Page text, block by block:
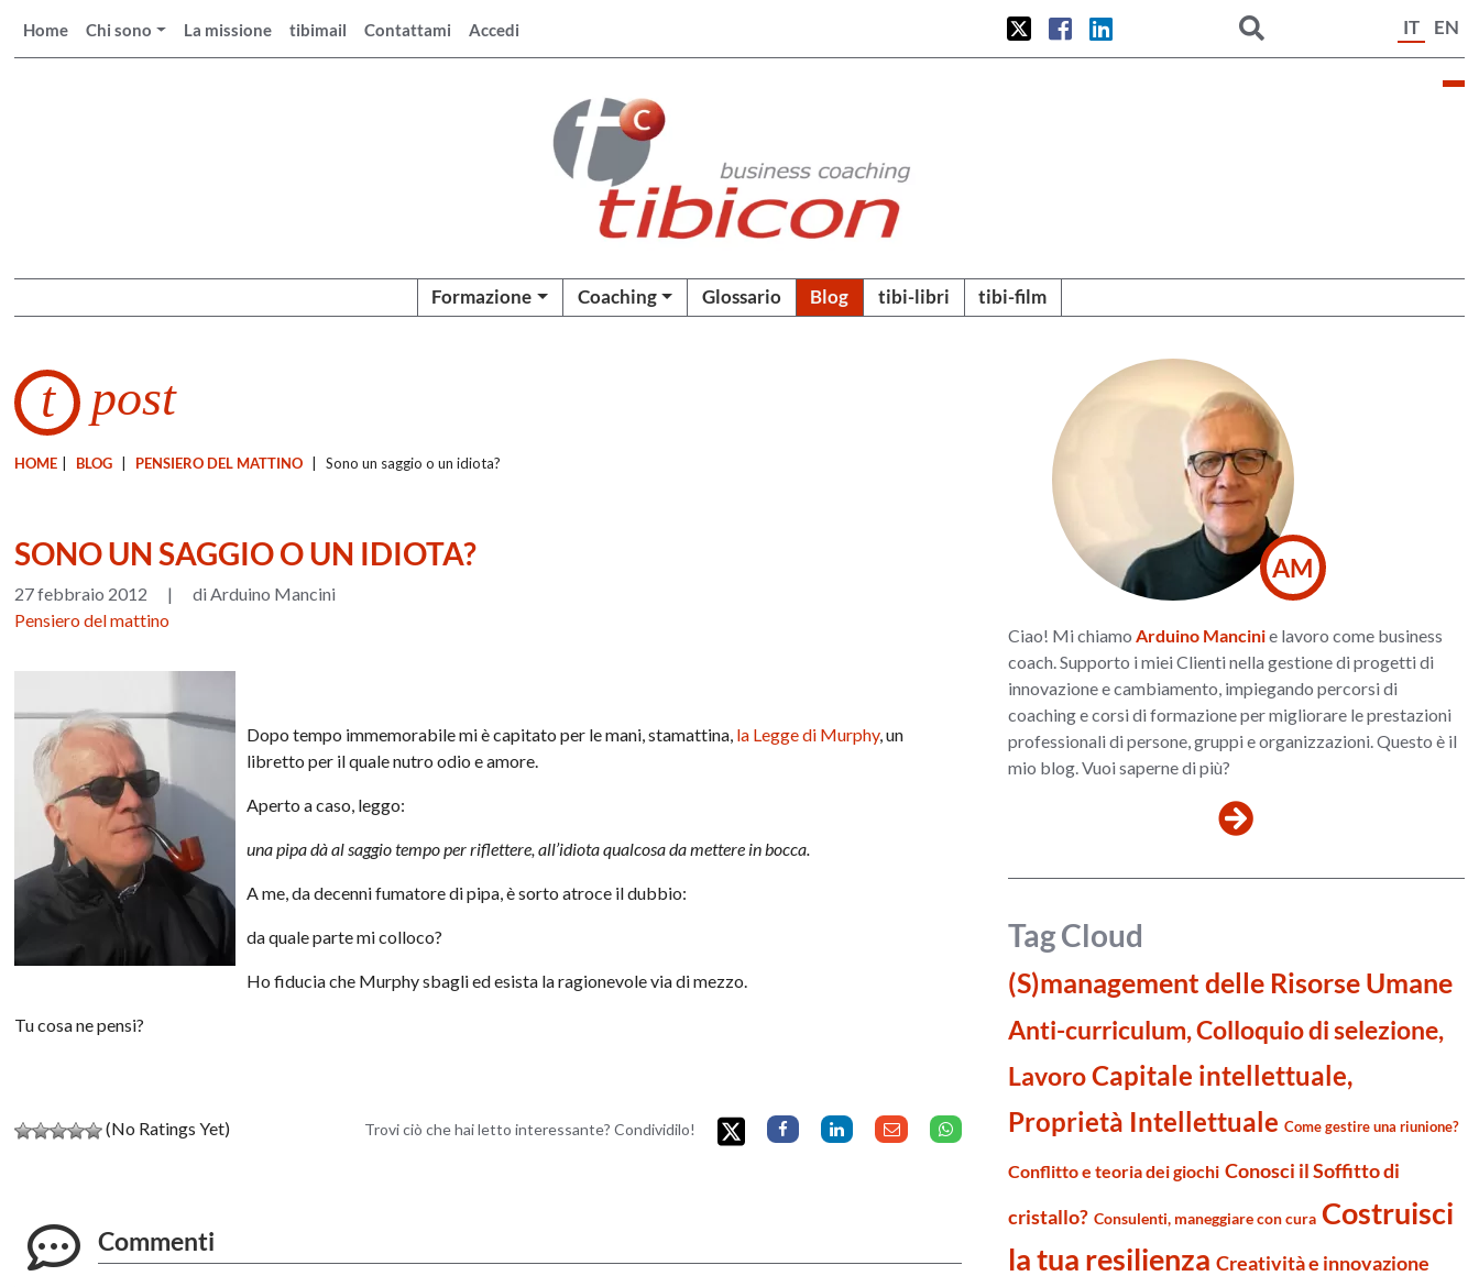
Home Chi sono La missione tibimail Contattami Accedi IT EN
Formazione Coaching Glossario Blog tibi-libri tibi-film
t post
HOME BLOG PENSIERO DEL MATTINO Sono un saggio o un idiota?
SONO UN SAGGIO O UN IDIOTA?
27 febbraio 2012 |
di Arduino Mancini
Pensiero del mattino
Dopo tempo immemorabile mi è capitato per le mani, stamattina, la Legge di Murphy, un
libretto per il quale nutro odio e amore.
Aperto a caso, leggo:
una pipa dà al saggio tempo per riflettere, all’idiota qualcosa da mettere in bocca.
A me, da decenni fumatore di pipa, è sorto atroce il dubbio:
da quale parte mi colloco?
Ho fiducia che Murphy sbagli ed esista la ragionevole via di mezzo.
Tu cosa ne pensi?
(No Ratings Yet) Trovi ciò che hai letto interessante? Condividilo!
Commenti
AM
Ciao! Mi chiamo Arduino Mancinie lavoro come business
coach. Supporto i miei Clienti nella gestione di progetti di
innovazione e cambiamento, impiegando percorsi di
coaching e corsi di formazione per migliorare le prestazioni
professionali di persone, gruppi e organizzazioni. Questo è il
mio blog. Vuoi saperne di più?
Tag Cloud
(S)management delle Risorse Umane
Anti-curriculum, Colloquio di selezione,
LavoroCapitale intellettuale,
Proprietà Intellettuale Come gestire una riunione?
Conflitto e teoria dei giochi Conosci il Soffitto di
cristallo? Consulenti, maneggiare con cura Costruisci
la tua resilienza Creatività e innovazione